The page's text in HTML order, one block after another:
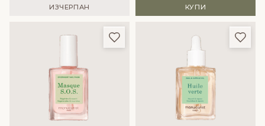
ИЗЧЕРПАН КУПИ
Добави в любими